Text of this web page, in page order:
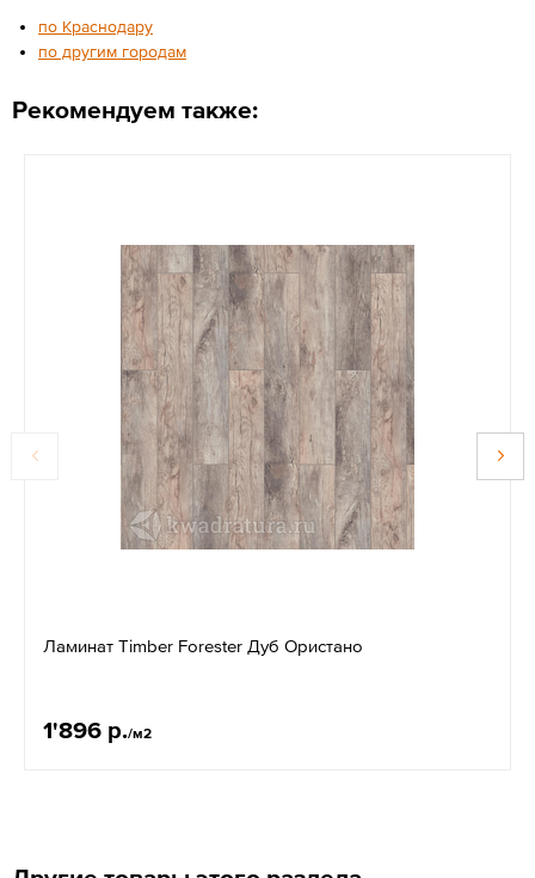
по Краснодару
по другим городам
Рекомендуем также:
Ламинат Timber Forester Дуб Ористано
1'896 р./м2